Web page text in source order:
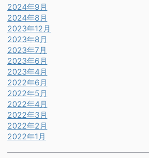
2024年9月
2024年8月
2023年12月
2023年8月
2023年7月
2023年6月
2023年4月
2022年6月
2022年5月
2022年4月
2022年3月
2022年2月
2022年1月